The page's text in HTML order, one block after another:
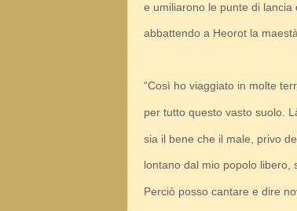
e umiliarono le punte di lancia
abbattendo a Heorot la
“Così ho viaggiato in molte
per tutto questo vasto suolo.
sia il bene che il male, privo
lontano dal mio popolo libero,
Perciò posso cantare e dire